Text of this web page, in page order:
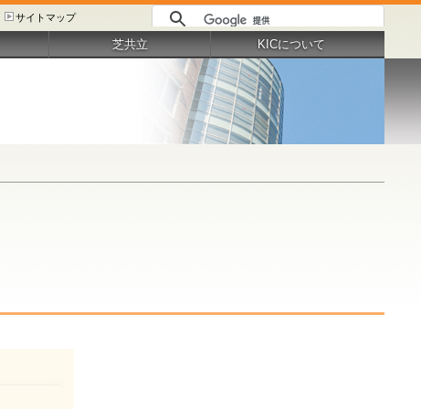
サイトマップ
芝共立 KICについて